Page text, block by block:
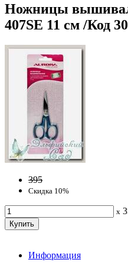
Ножницы
407SE 11 см /Код
395
Скидка 10%
x
Информация